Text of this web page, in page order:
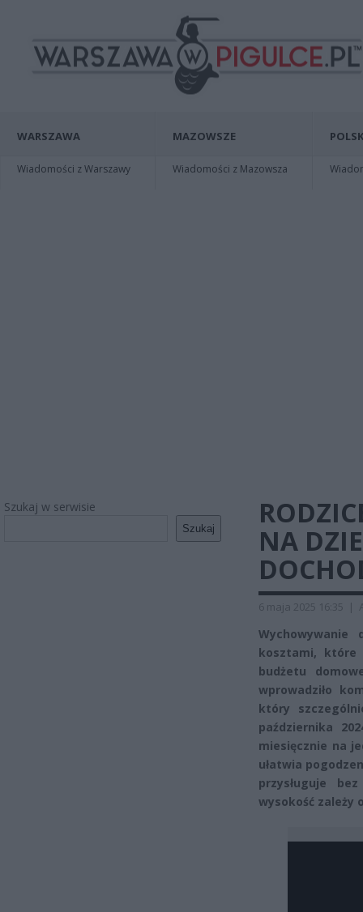
WARSZAWA
Wiadomości z Warszawy
MAZOWSZE
Wiadomości z Mazowsza
Szukaj w serwisie
Szukaj
NA
6 maja 2025 16:35 |
kosztami, które
budżetu
wprowadziło
który
października
miesięcznie na
ułatwia
przysługuje
wysokość zależy